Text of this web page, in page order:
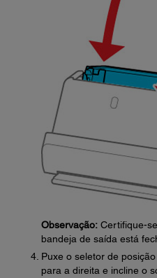
Observação: Certifique-
bandeja de saída está
Puxe o seletor de
para a direita e incline o